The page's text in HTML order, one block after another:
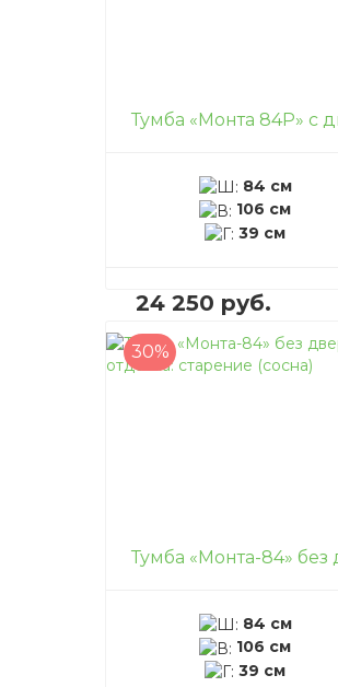
84 см
106 см
39 см
24 250 руб.
– + В корзину
30%
84 см
106 см
39 см